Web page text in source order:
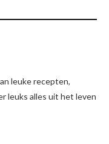
leuke recepten,
leuks alles uit het leven